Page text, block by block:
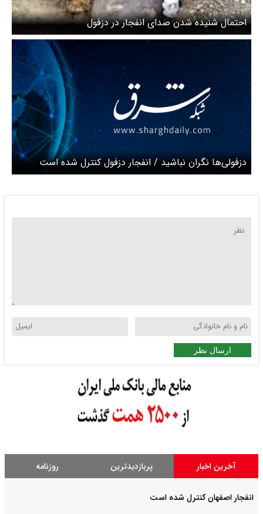
احتمال شنیده شدن صدای انفجار در دزفول
دزفولی‌ها نگران نباشید / انفجار دزفول کنترل شده است
ارسال نظر
آخرین اخبار پربازدیدترین روزنامه
انفجار اصفهان کنترل شده است